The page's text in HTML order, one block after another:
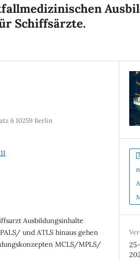
Schiffsärzte.
6 10259 Berlin
Ausbildungsinhalte
und ATLS hinaus gehen
MCLS/MPLS/